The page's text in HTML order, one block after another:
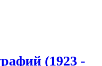
(1923 -